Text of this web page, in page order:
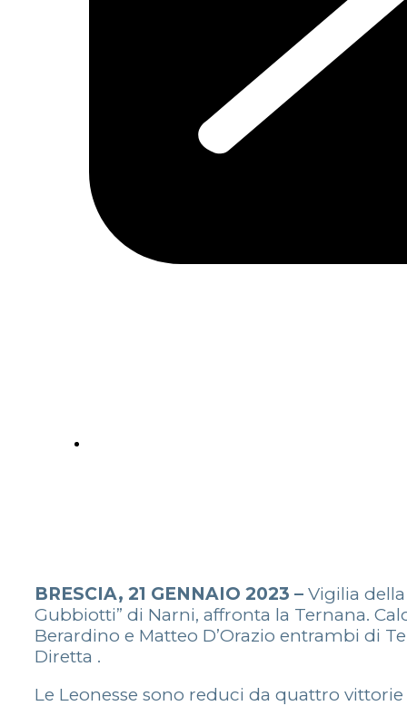
BRESCIA, 21 GENNAIO 2023 – Vigilia
Gubbiotti” di Narni, affronta la Ternana.
Berardino e Matteo D’Orazio entrambi di
Diretta .
Le Leonesse sono reduci da quattro